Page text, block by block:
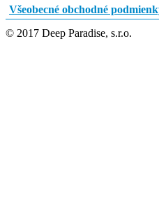
Všeobecné obchodné
© 2017 Deep Paradise, s.r.o.